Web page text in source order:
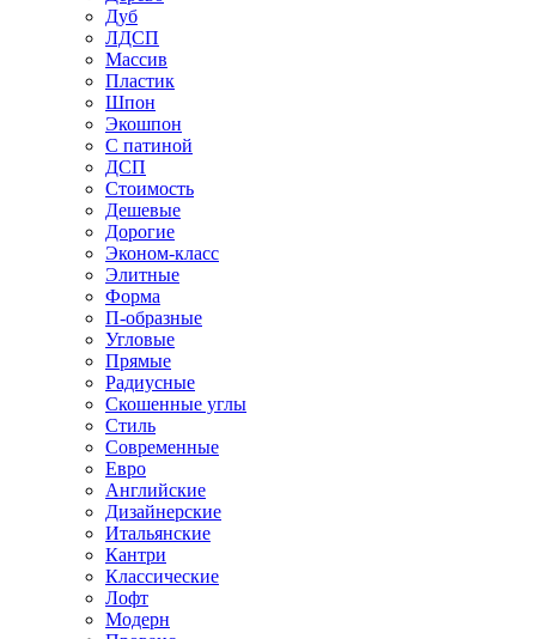
Дуб
ЛДСП
Массив
Пластик
Шпон
Экошпон
С патиной
ДСП
Стоимость
Дешевые
Дорогие
Эконом-класс
Элитные
Форма
П-образные
Угловые
Прямые
Радиусные
Скошенные углы
Стиль
Современные
Евро
Английские
Дизайнерские
Итальянские
Кантри
Классические
Лофт
Модерн